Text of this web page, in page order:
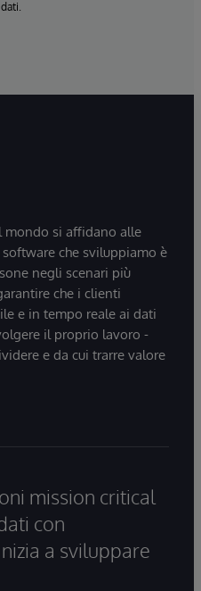
si affidano alle
che sviluppiamo è
negli scenari più
che i clienti
e in tempo reale ai dati
il proprio lavoro -
e da cui trarre valore
mission critical
con
a sviluppare